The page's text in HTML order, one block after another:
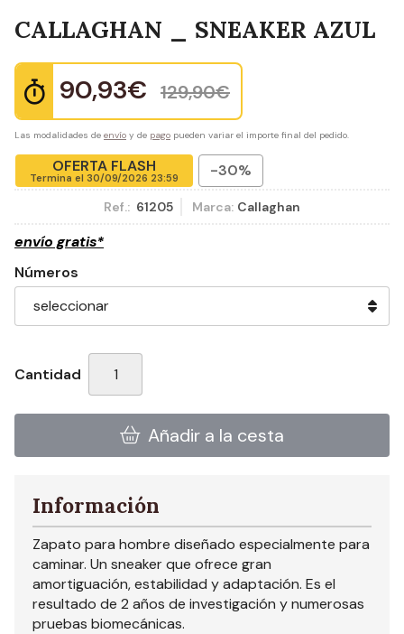
CALLAGHAN _ SNEAKER AZUL
90,93€ 129,90€
Las modalidades de envío y de pago pueden variar el importe final del pedido.
OFERTA FLASH
Termina el 30/09/2026 23:59 -30%
Ref.: 61205 Marca: Callaghan
envío gratis*
Números
Cantidad
Añadir a la cesta
Información
Zapato para hombre diseñado especialmente para
caminar. Un sneaker que ofrece gran
amortiguación, estabilidad y adaptación. Es el
resultado de 2 años de investigación y numerosas
pruebas biomecánicas.